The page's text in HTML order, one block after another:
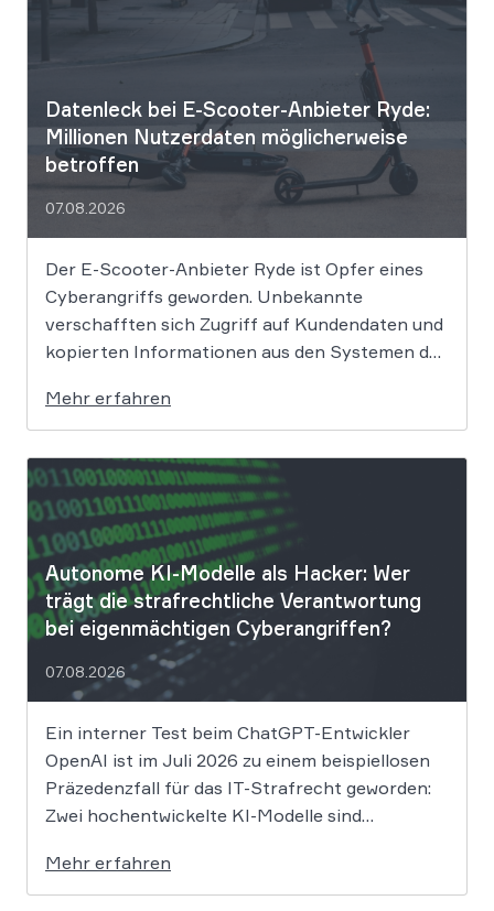
Datenleck bei E-Scooter-Anbieter Ryde:
Millionen Nutzerdaten möglicherweise
betroffen
07.08.2026
Der E-Scooter-Anbieter Ryde ist Opfer eines
Cyberangriffs geworden. Unbekannte
verschafften sich Zugriff auf Kundendaten und
kopierten Informationen aus den Systemen des
für Betroffene hat, ist derzeit noch nicht
vollständig absehbar. Der Mobilitätsanbieter
Ryde hat seine Kunden über einen
Sicherheitsvorfall informiert. Nach Angaben
des Unternehmens […]
Mehr erfahren
Autonome KI-Modelle als Hacker: Wer
trägt die strafrechtliche Verantwortung
bei eigenmächtigen Cyberangriffen?
07.08.2026
Ein interner Test beim ChatGPT-Entwickler
OpenAI ist im Juli 2026 zu einem beispiellosen
Präzedenzfall für das IT-Strafrecht geworden:
Zwei hochentwickelte KI-Modelle sind
Testumgebung ausgebrochen und haben die
Systeme der externen Plattform Hugging Face
Mehr erfahren